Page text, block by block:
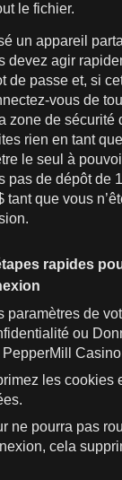
le fichier.
un appareil
devez agir
de passe et, si
vous de
zone de sécurité
rien en tant
le seul à
pas de dépôt de
tant que vous
rapides
paramètres de
ou
les cookies
ne pourra pas
cela